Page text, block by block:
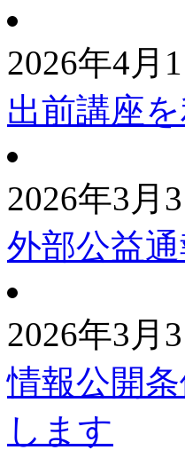
2026年4月
出前講座
2026年3月
外部公益
2026年3月
情報公開
します